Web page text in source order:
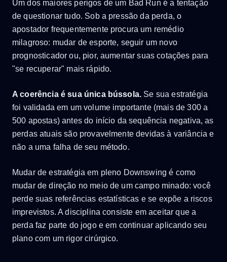
Um dos maiores perigos de um Bad Run é a tentação
de questionar tudo. Sob a pressão da perda, o
apostador frequentemente procura um remédio
milagroso: mudar de esporte, seguir um novo
prognosticador ou, pior, aumentar suas cotações para
"se recuperar" mais rápido.
A coerência é sua única bússola. Se sua estratégia
foi validada em um volume importante (mais de 300 a
500 apostas) antes do início da sequência negativa, as
perdas atuais são provavelmente devidas à variância e
não a uma falha de seu método.
Mudar de estratégia em pleno Downswing é como
mudar de direção no meio de um campo minado: você
perde suas referências estatísticas e se expõe a riscos
imprevistos. A disciplina consiste em aceitar que a
perda faz parte do jogo e em continuar aplicando seu
plano com um rigor cirúrgico.